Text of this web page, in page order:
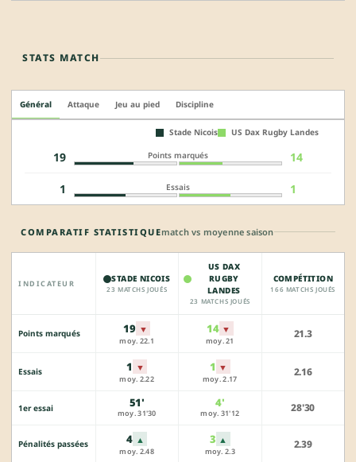
STATS MATCH
Général Attaque Jeu au pied Discipline
Stade Nicois US Dax Rugby Landes
19 Points marqués 14
1 Essais 1
COMPARATIF STATISTIQUEmatch vs moyenne saison
INDICATEUR STADE NICOIS
23 MATCHS JOUÉS
US DAX
RUGBY
LANDES
23 MATCHS JOUÉS
COMPÉTITION
166 MATCHS JOUÉS
Points marqués 19 ▼
moy. 22.1
14 ▼
moy. 21
21.3
Essais 1 ▼
moy. 2.22
1 ▼
moy. 2.17
2.16
1er essai 51'
moy. 31'30
4'
moy. 31'12 28'30
Pénalités passées 4 ▲
moy. 2.48
3 ▲
moy. 2.3
2.39